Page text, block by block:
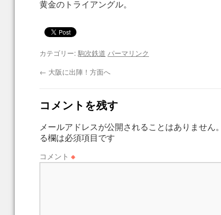
黄金のトライアングル。
カテゴリー: 駒次鉄道 パーマリンク
← 大阪に出陣！方面へ
コメントを残す
メールアドレスが公開されることはありません
る欄は必須項目です
コメント ※